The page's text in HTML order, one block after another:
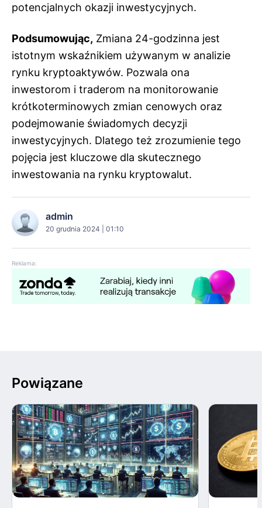
potencjalnych okazji inwestycyjnych.
Podsumowując, Zmiana 24-godzinna jest
istotnym wskaźnikiem używanym w analizie
rynku kryptoaktywów. Pozwala ona
inwestorom i traderom na monitorowanie
krótkoterminowych zmian cenowych oraz
podejmowanie świadomych decyzji
inwestycyjnych. Dlatego też zrozumienie tego
pojęcia jest kluczowe dla skutecznego
inwestowania na rynku kryptowalut.
admin
20 grudnia 2024 | 01:10
Reklama:
Powiązane